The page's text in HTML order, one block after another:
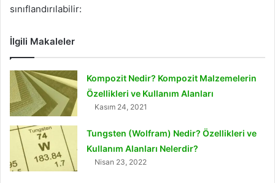
sınıflandırılabilir:
İlgili Makaleler
Kompozit Nedir? Kompozit Malzemelerin
Özellikleri ve Kullanım Alanları
Kasım 24, 2021
Tungsten (Wolfram) Nedir? Özellikleri ve
Kullanım Alanları Nelerdir?
Nisan 23, 2022